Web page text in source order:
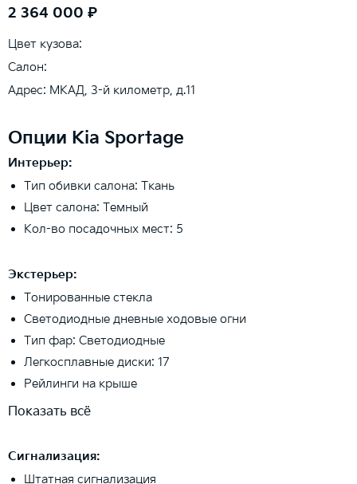
2 364 000 ₽
Цвет кузова:
Салон:
Адрес: МКАД, 3-й километр, д.11
Опции Kia Sportage
Интерьер:
Тип обивки салона: Ткань
Цвет салона: Темный
Кол-во посадочных мест: 5
Экстерьер:
Тонированные стекла
Светодиодные дневные ходовые огни
Тип фар: Светодиодные
Легкосплавные диски: 17
Рейлинги на крыше
Показать всё
Сигнализация:
Штатная сигнализация